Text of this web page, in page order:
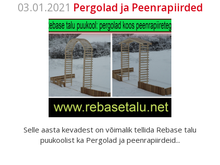
03.01.2021 Pergolad ja Peenrapiirded
Selle aasta kevadest on võimalik tellida Rebase talu
puukoolist ka Pergolad ja peenrapiirdeid...